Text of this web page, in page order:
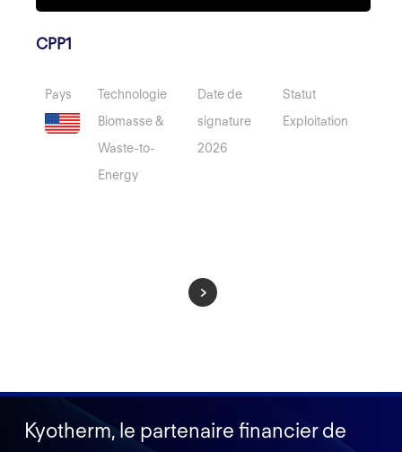
CPP1
Pays
Technologie
Biomasse &
Waste-to-
Energy
Date de
signature
2026
Statut
Exploitation
Kyotherm, le partenaire financier de